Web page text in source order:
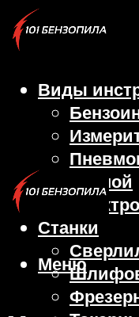
Виды
Ручной
Станки
Меню